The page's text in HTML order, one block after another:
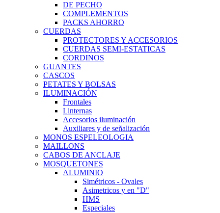
DE PECHO
COMPLEMENTOS
PACKS AHORRO
CUERDAS
PROTECTORES Y ACCESORIOS
CUERDAS SEMI-ESTATICAS
CORDINOS
GUANTES
CASCOS
PETATES Y BOLSAS
ILUMINACIÓN
Frontales
Linternas
Accesorios iluminación
Auxiliares y de señalización
MONOS ESPELEOLOGIA
MAILLONS
CABOS DE ANCLAJE
MOSQUETONES
ALUMINIO
Simétricos - Ovales
Asimetricos y en "D"
HMS
Especiales